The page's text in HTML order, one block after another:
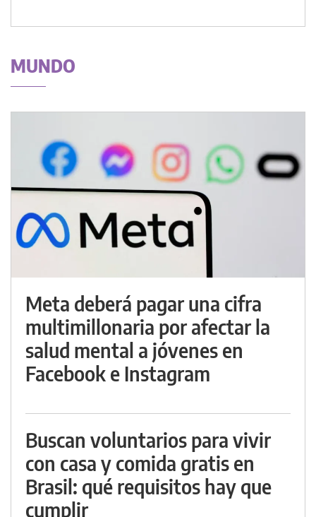
MUNDO
Meta deberá pagar una cifra
multimillonaria por afectar la
salud mental a jóvenes en
Facebook e Instagram
Buscan voluntarios para vivir
con casa y comida gratis en
Brasil: qué requisitos hay que
cumplir